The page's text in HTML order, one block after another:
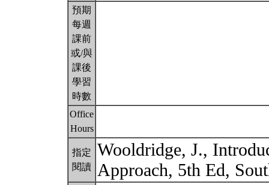
預期
每週
課前
或/與
課後
學習
時數
Office
Hours
指定
閱讀
Wooldridge, J.,
Approach, 5th Ed,